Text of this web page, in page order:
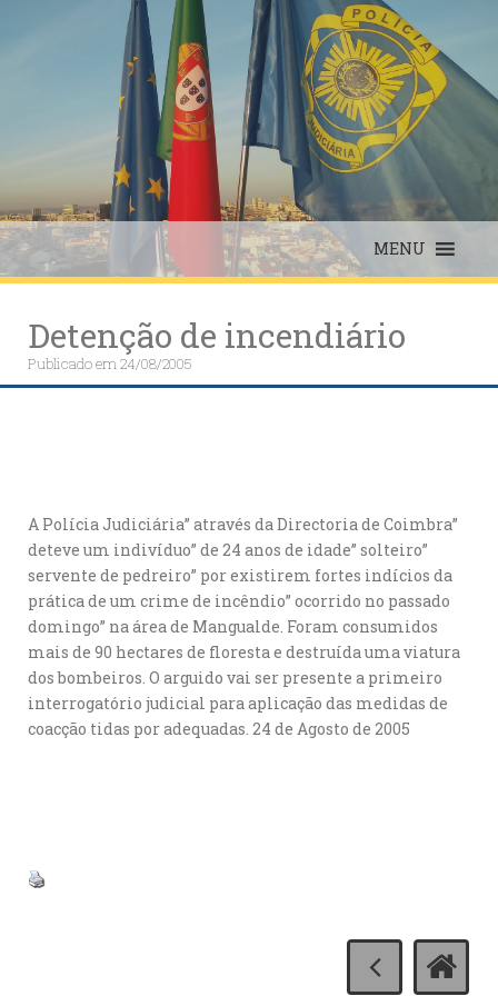
MENU
Detenção de incendiário
Publicado em24/08/2005
A Polícia Judiciária” através da Directoria de Coimbra”
deteve um indivíduo” de 24 anos de idade” solteiro”
servente de pedreiro” por existirem fortes indícios da
prática de um crime de incêndio” ocorrido no passado
domingo” na área de Mangualde. Foram consumidos
mais de 90 hectares de floresta e destruída uma viatura
dos bombeiros. O arguido vai ser presente a primeiro
interrogatório judicial para aplicação das medidas de
coacção tidas por adequadas. 24 de Agosto de 2005